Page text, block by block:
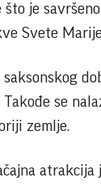
što je
Svete
Takođe se
zemlje.